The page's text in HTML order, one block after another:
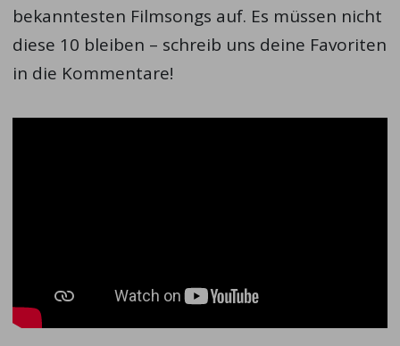
bekanntesten Filmsongs auf. Es müssen nicht
diese 10 bleiben – schreib uns deine Favoriten
in die Kommentare!